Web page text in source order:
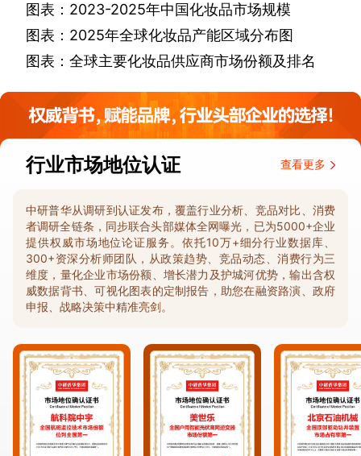
图表： 2023-2025年中国化妆品市场规模
图表： 2025年全球化妆品产能区域分布图
图表：全球主要化妆品供应商市场份额及排名
行业市场地位认证 查看更多
中研普华从调研到认证发布，覆盖行业分析、竞品对比、消费
者调研全链条，同步联合头部媒体全网曝光，已为5000+企业
提供权威市场地位论证服务。依托10万+细分行业数据库、
300+资深分析师团队，从政策趋势、竞品动态、消费行为三
维度，量化企业市场份额、增长潜力及护城河优势，输出含权
威数据背书、可视化图表的定制报告，助您在融资路演、政府
申报、战略决策中精准亮剑。